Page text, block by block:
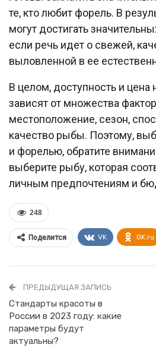
те, кто любит форель. В
могут достигать
если речь идет о свежей,
выловленной в ее
В целом, доступность и цена
зависят от множества
местоположение, сезон,
качество рыбы. Поэтому,
и форелью, обратите
выберите рыбу, которая
личным предпочтениям и
248
Поделится VK OK.ru
ПРЕДЫДУЩАЯ ЗАПИСЬ
Стандарты красоты в
России в 2023 году: какие
параметры будут
актуальны?